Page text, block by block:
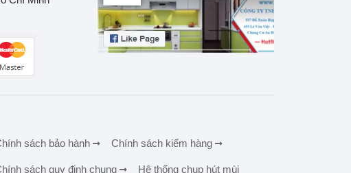
sách bảo hành Chính sách kiểm hàng
sách quy định chung Hệ thống chụp hút mùi